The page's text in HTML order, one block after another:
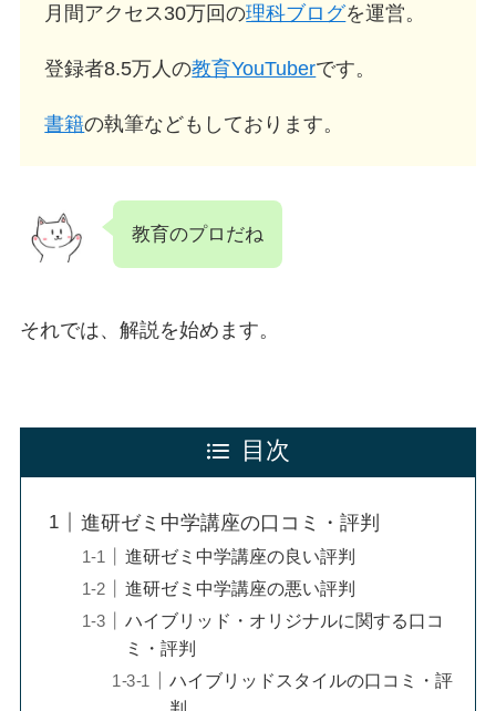
月間アクセス30万回の理科ブログを運営。
登録者8.5万人の教育YouTuberです。
書籍の執筆などもしております。
教育のプロだね
それでは、解説を始めます。
目次
進研ゼミ中学講座の口コミ・評判
進研ゼミ中学講座の良い評判
進研ゼミ中学講座の悪い評判
ハイブリッド・オリジナルに関する口コ
ミ・評判
ハイブリッドスタイルの口コミ・評